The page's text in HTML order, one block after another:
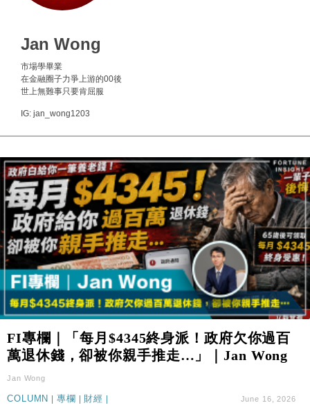
財經｜內地7月美元計價出口增近24%勝預期 貿易順
12:44
財經｜日本春季三度入市撐日圓 4月單日斥6.28萬億
11:12
國際｜特朗普料美伊戰事快結束 承認部分彈藥庫存緊
張
15:59
財經｜SA售股自救後再出手 斥4億美元押注未上市公
47仙
17:33
財經｜滙豐上調香港今年GDP預測至4.5% 看好貿易
及消費表現
16:47
本地｜假冒內地執法人員要求交「保證金」 43歲女子
損失近6900萬元
16:05
財經｜日經失守6.5萬點後回穩 全周仍升近2%
15:47
財經｜恒隆10月換帥 玩具「反」斗城亞洲CEO蔡德
粦接任
財經｜韓股反覆波動收跌 連挫7周創逾3年最長跌勢
13:44
財經｜內地7月美元計價出口增近24%勝預期 貿易順
12:44
財經｜日本春季三度入市撐日圓 4月單日斥6.28萬億
日圓干預創新高
Jan Wong
市場學畢業
在金融圈子力爭上游的00後
世上無難事只要肯屈服
IG: jan_wong1203
FI專欄｜「每月$4345終身派！政府欠你過百
萬退休錢，卻被你親手推走…」｜Jan Wong
Jan Wong
COLUMN 專欄 財經 June 16, 2026